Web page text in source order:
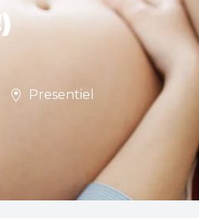
Presentiel